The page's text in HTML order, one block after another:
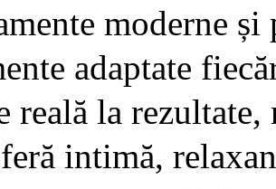
moderne
adaptate
reală la
intimă,